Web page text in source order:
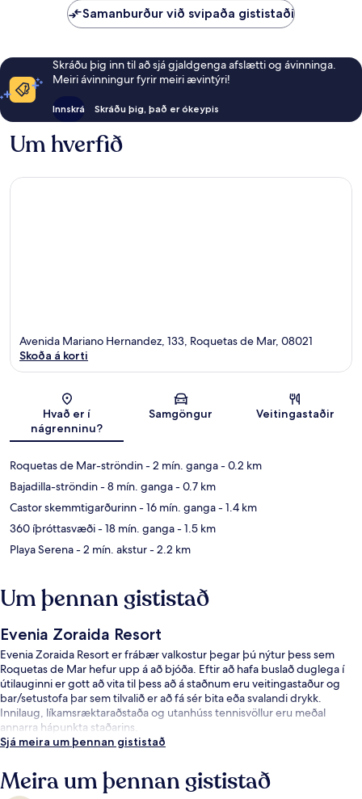
Samanburður við svipaða gististaði
Skráðu þig inn til að sjá gjaldgenga afslætti og ávinninga.
Meiri ávinningur fyrir meiri ævintýri!
Innskrá Skráðu þig, það er ókeypis
Um hverfið
Kort
Avenida Mariano Hernandez, 133, Roquetas de Mar, 08021
Skoða á korti
Hvað er í
nágrenninu?
Samgöngur Veitingastaðir
Roquetas de Mar-ströndin- 2 mín. ganga- 0.2 km
Bajadilla-ströndin- 8 mín. ganga- 0.7 km
Castor skemmtigarðurinn- 16 mín. ganga- 1.4 km
360 íþróttasvæði- 18 mín. ganga- 1.5 km
Playa Serena- 2 mín. akstur- 2.2 km
Um þennan gististað
Evenia Zoraida Resort
Evenia Zoraida Resort er frábær valkostur þegar þú nýtur þess sem
Roquetas de Mar hefur upp á að bjóða. Eftir að hafa buslað duglega í
útilauginni er gott að vita til þess að á staðnum eru veitingastaður og
bar/setustofa þar sem tilvalið er að fá sér bita eða svalandi drykk.
Innilaug, líkamsræktaraðstaða og utanhúss tennisvöllur eru meðal
annarra hápunkta staðarins.
Sjá meira um þennan gististað
Meira um þennan gististað